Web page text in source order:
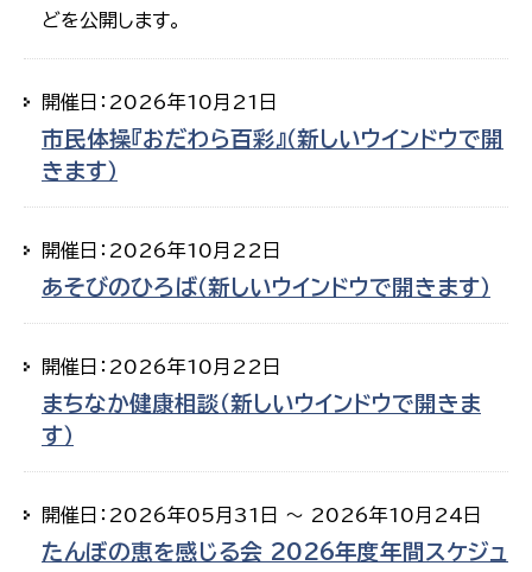
どを公開します。
開催日：2026年10月21日
市民体操『おだわら百彩』（新しいウインドウで開
きます）
開催日：2026年10月22日
あそびのひろば（新しいウインドウで開きます）
開催日：2026年10月22日
まちなか健康相談（新しいウインドウで開きま
す）
開催日：2026年05月31日 ～ 2026年10月24日
たんぼの恵を感じる会 2026年度年間スケジュ